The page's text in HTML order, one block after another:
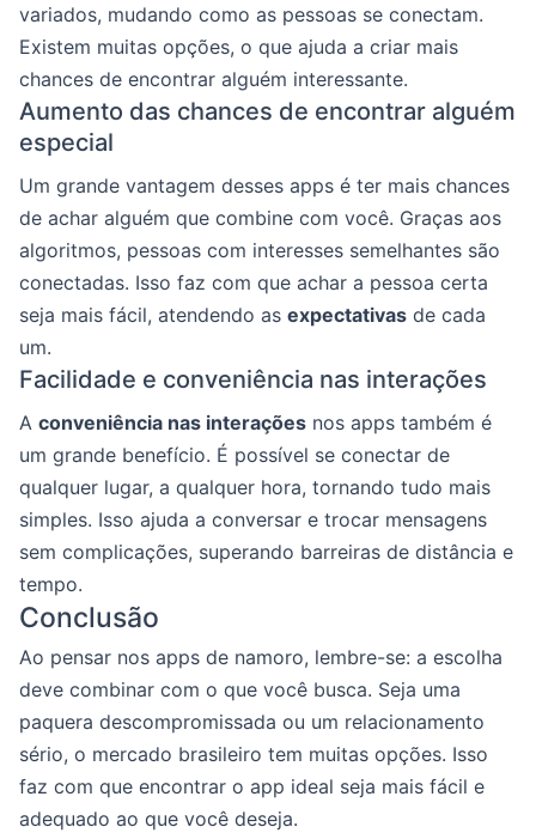
variados, mudando como as pessoas se conectam.
Existem muitas opções, o que ajuda a criar mais
chances de encontrar alguém interessante.
Aumento das chances de encontrar alguém
especial
Um grande vantagem desses apps é ter mais chances
de achar alguém que combine com você. Graças aos
algoritmos, pessoas com interesses semelhantes são
conectadas. Isso faz com que achar a pessoa certa
seja mais fácil, atendendo as expectativas de cada
um.
Facilidade e conveniência nas interações
A conveniência nas interações nos apps também é
um grande benefício. É possível se conectar de
qualquer lugar, a qualquer hora, tornando tudo mais
simples. Isso ajuda a conversar e trocar mensagens
sem complicações, superando barreiras de distância e
tempo.
Conclusão
Ao pensar nos apps de namoro, lembre-se: a escolha
deve combinar com o que você busca. Seja uma
paquera descompromissada ou um relacionamento
sério, o mercado brasileiro tem muitas opções. Isso
faz com que encontrar o app ideal seja mais fácil e
adequado ao que você deseja.